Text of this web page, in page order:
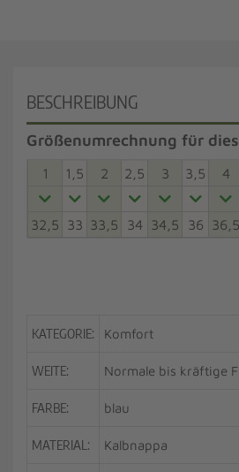
BESCHREIBUNG
Größenumrechnung für
1 1,5 2 2,5 3 3,5 4
32,5 33 33,5 34 34,5 36 36,5
KATEGORIE: Komfort
WEITE: Normale bis kräftige
FARBE: blau
MATERIAL: Kalbnappa